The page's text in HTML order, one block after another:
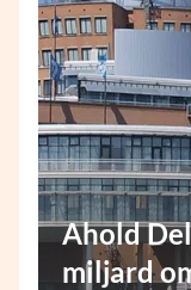
Ahold
miljard